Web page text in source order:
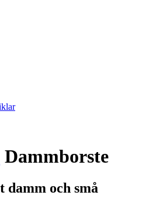
Dammborste
damm och små